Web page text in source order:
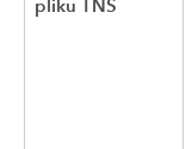
pliku TNS